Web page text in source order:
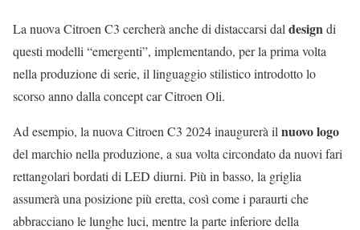
La nuova Citroen C3 cercherà anche di distaccarsi daldesigndi
questi modelli “emergenti”, implementando, per la prima volta
nella produzione di serie, il linguaggio stilistico introdotto lo
scorso anno dalla concept car Citroen Oli.
Ad esempio, la nuova Citroen C3 2024 inaugurerà ilnuovo logo
del marchio nella produzione, a sua volta circondato da nuovi fari
rettangolari bordati di LED diurni. Più in basso, la griglia
assumerà una posizione più eretta, così come i paraurti che
abbracciano le lunghe luci, mentre la parte inferiore della